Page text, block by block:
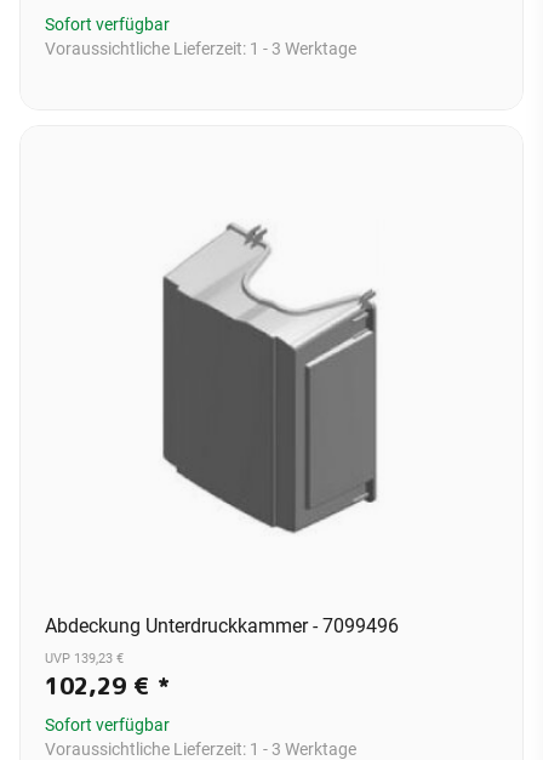
Sofort verfügbar
Voraussichtliche Lieferzeit: 1 - 3 Werktage
Abdeckung Unterdruckkammer - 7099496
UVP 139,23 €
102,29 € *
Sofort verfügbar
Voraussichtliche Lieferzeit: 1 - 3 Werktage